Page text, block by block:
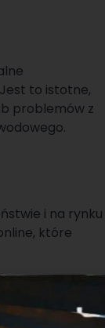
to istotne,
problemów z
i na rynku
które